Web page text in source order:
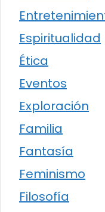
Espiritualidad
Ética
Eventos
Exploración
Familia
Fantasía
Feminismo
Filosofía